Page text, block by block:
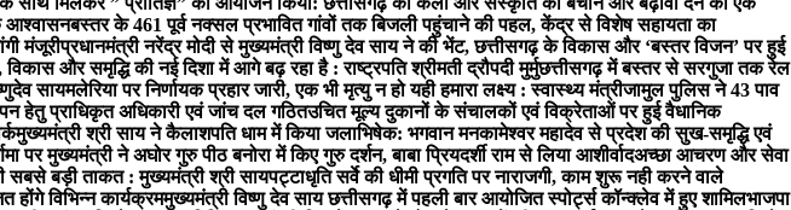
आश्वासनबस्तर के 461 पूर्व नक्सल प्रभावित गांवों तक बिजली पहुंचाने की पहल, केंद्र से विशेष सहायता का
मंजूरीप्रधानमंत्री नरेंद्र मोदी से मुख्यमंत्री विष्णु देव साय ने की भेंट, छत्तीसगढ़ के विकास और ‘बस्तर विजन’ पर हुई
और समृद्धि की नई दिशा में आगे बढ़ रहा है : राष्ट्रपति श्रीमती द्रौपदी मुर्मुछत्तीसगढ़ में बस्तर से सरगुजा तक रेल
सायमलेरिया पर निर्णायक प्रहार जारी, एक भी मृत्यु न हो यही हमारा लक्ष्य : स्वास्थ्य मंत्रीजामुल पुलिस ने 43 पाव
हेतु प्राधिकृत अधिकारी एवं जांच दल गठितउचित मूल्य दुकानों के संचालकों एवं विक्रेताओं पर हुई वैधानिक
मुख्यमंत्री श्री साय ने कैलाशपति धाम में किया जलाभिषेक: भगवान मनकामेश्वर महादेव से प्रदेश की सुख-समृद्धि एवं
पर मुख्यमंत्री ने अघोर गुरु पीठ बनोरा में किए गुरु दर्शन, बाबा प्रियदर्शी राम से लिया आशीर्वादअच्छा आचरण और सेवा
सबसे बड़ी ताकत : मुख्यमंत्री श्री सायपट्टाधृति सर्वे की धीमी प्रगति पर नाराजगी, काम शुरू नही करने वाले
विभिन्न कार्यक्रममुख्यमंत्री विष्णु देव साय छत्तीसगढ़ में पहली बार आयोजित स्पोर्ट्स कॉन्क्लेव में हुए शामिलभाजपा